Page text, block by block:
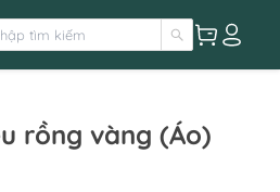
rồng vàng (Áo)